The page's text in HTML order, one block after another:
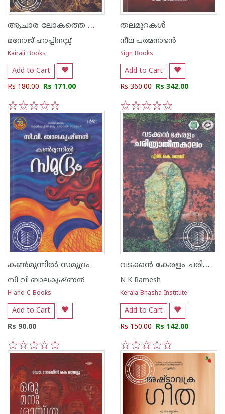
ആചാര ലോകത്തെ അറിയാന്‍
മനോജ് ഹാപ്പിനസ്സ്
Kairali Books
Add to Cart
Rs 180.00 Rs 171.00
5
4
3
2
1
തലമുറകൾ
നീല പത്മനാഭന്‍
Sign Books
Add to Cart
Rs 360.00 Rs 342.00
5
4
3
2
1
കൺമുന്നിൽ സമുദ്രം
സി വി ബാലകൃഷ്‌ണന്‍
H and C Books
Add to Cart
Rs 90.00
5
4
3
2
1
വടക്കൻ കേരളം ചരിത്രാതീതകാലം
N K Ramesh
Kerala Bhasha Institute
Add to Cart
Rs 150.00 Rs 142.00
5
4
3
2
1